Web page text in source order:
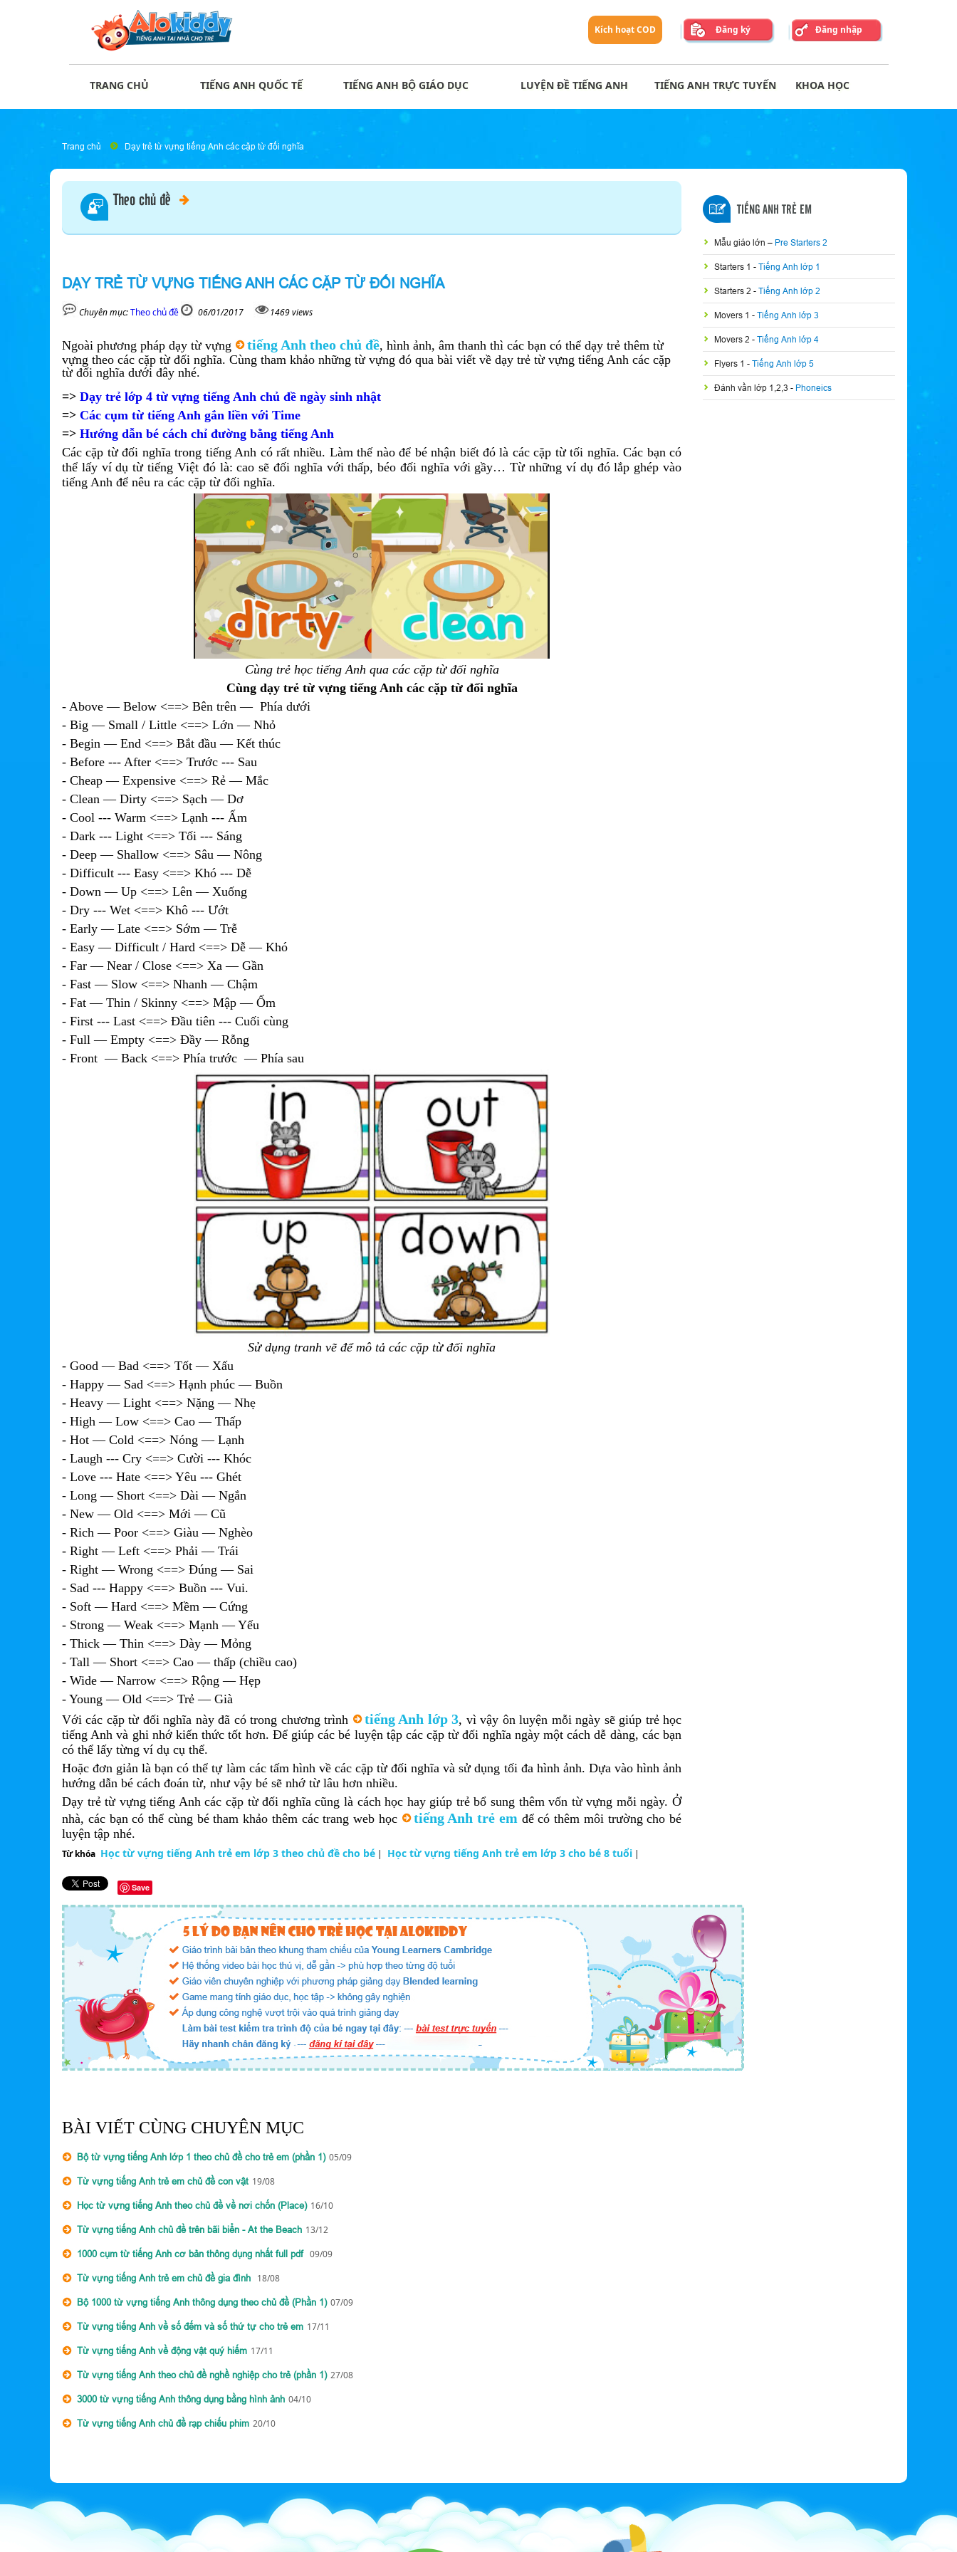
Đăng nhập
Đăng ký
Kích hoạt COD
TRANG CHỦ TIẾNG ANH QUỐC TẾ TIẾNG ANH BỘ GIÁO DỤC LUYỆN ĐỀ TIẾNG ANH TIẾNG ANH TRỰC TUYẾN KHOA HỌC
Trang chủ Dạy trẻ từ vựng tiếng Anh các cặp từ đối nghĩa
Theo chủ đề
DẠY TRẺ TỪ VỰNG TIẾNG ANH CÁC CẶP TỪ ĐỐI NGHĨA
Chuyên mục:Theo chủ đề 06/01/2017 1469 views
Ngoài phương pháp dạy từ vựng tiếng Anh theo chủ đề, hình ảnh, âm thanh thì các bạn có thể dạy trẻ thêm từ
vựng theo các cặp từ đối nghĩa. Cùng tham khảo những từ vựng đó qua bài viết về dạy trẻ từ vựng tiếng Anh các cặp
từ đối nghĩa dưới đây nhé.
=> Dạy trẻ lớp 4 từ vựng tiếng Anh chủ đề ngày sinh nhật
=> Các cụm từ tiếng Anh gắn liền với Time
=> Hướng dẫn bé cách chỉ đường bằng tiếng Anh
Các cặp từ đối nghĩa trong tiếng Anh có rất nhiều. Làm thế nào để bé nhận biết đó là các cặp từ tối nghĩa. Các bạn có
thể lấy ví dụ từ tiếng Việt đó là: cao sẽ đối nghĩa với thấp, béo đối nghĩa với gầy… Từ những ví dụ đó lắp ghép vào
tiếng Anh để nêu ra các cặp từ đối nghĩa.
Cùng trẻ học tiếng Anh qua các cặp từ đối nghĩa
Cùng dạy trẻ từ vựng tiếng Anh các cặp từ đối nghĩa
- Above — Below <==> Bên trên — Phía dưới
- Big — Small / Little <==> Lớn — Nhỏ
- Begin — End <==> Bắt đầu — Kết thúc
- Before --- After <==> Trước --- Sau
- Cheap — Expensive <==> Rẻ — Mắc
- Clean — Dirty <==> Sạch — Dơ
- Cool --- Warm <==> Lạnh --- Ấm
- Dark --- Light <==> Tối --- Sáng
- Deep — Shallow <==> Sâu — Nông
- Difficult --- Easy <==> Khó --- Dễ
- Down — Up <==> Lên — Xuống
- Dry --- Wet <==> Khô --- Ướt
- Early — Late <==> Sớm — Trễ
- Easy — Difficult / Hard <==> Dễ — Khó
- Far — Near / Close <==> Xa — Gần
- Fast — Slow <==> Nhanh — Chậm
- Fat — Thin / Skinny <==> Mập — Ốm
- First --- Last <==> Đầu tiên --- Cuối cùng
- Full — Empty <==> Đầy — Rỗng
- Front — Back <==> Phía trước — Phía sau
Sử dụng tranh vẽ để mô tả các cặp từ đối nghĩa
- Good — Bad <==> Tốt — Xấu
- Happy — Sad <==> Hạnh phúc — Buồn
- Heavy — Light <==> Nặng — Nhẹ
- High — Low <==> Cao — Thấp
- Hot — Cold <==> Nóng — Lạnh
- Laugh --- Cry <==> Cười --- Khóc
- Love --- Hate <==> Yêu --- Ghét
- Long — Short <==> Dài — Ngắn
- New — Old <==> Mới — Cũ
- Rich — Poor <==> Giàu — Nghèo
- Right — Left <==> Phải — Trái
- Right — Wrong <==> Đúng — Sai
- Sad --- Happy <==> Buồn --- Vui.
- Soft — Hard <==> Mềm — Cứng
- Strong — Weak <==> Mạnh — Yếu
- Thick — Thin <==> Dày — Mỏng
- Tall — Short <==> Cao — thấp (chiều cao)
- Wide — Narrow <==> Rộng — Hẹp
- Young — Old <==> Trẻ — Già
Với các cặp từ đối nghĩa này đã có trong chương trình
tiếng Anh lớp 3, vì vậy ôn luyện mỗi ngày sẽ giúp trẻ học
tiếng Anh và ghi nhớ kiến thức tốt hơn. Để giúp các bé luyện tập các cặp từ đối nghĩa ngày một cách dễ dàng, các bạn
có thể lấy từng ví dụ cụ thể.
Hoặc đơn giản là bạn có thể tự làm các tấm hình về các cặp từ đối nghĩa và sử dụng tối đa hình ảnh. Dựa vào hình ảnh
hướng dẫn bé cách đoán từ, như vậy bé sẽ nhớ từ lâu hơn nhiều.
Dạy trẻ từ vựng tiếng Anh các cặp từ đối nghĩa cũng là cách học hay giúp trẻ bổ sung thêm vốn từ vựng mỗi ngày. Ở
nhà, các bạn có thể cùng bé tham khảo thêm các trang web học
tiếng Anh trẻ emđể có thêm môi trường cho bé
luyện tập nhé.
Từ khóa Học từ vựng tiếng Anh trẻ em lớp 3 theo chủ đề cho bé | Học từ vựng tiếng Anh trẻ em lớp 3 cho bé 8 tuổi |
Save
BÀI VIẾT CÙNG CHUYÊN MỤC
Bộ từ vựng tiếng Anh lớp 1 theo chủ đề cho trẻ em (phần 1) 05/09
Từ vựng tiếng Anh trẻ em chủ đề con vật 19/08
Học từ vựng tiếng Anh theo chủ đề về nơi chốn (Place) 16/10
Từ vựng tiếng Anh chủ đề trên bãi biển - At the Beach 13/12
1000 cụm từ tiếng Anh cơ bản thông dụng nhất full pdf 09/09
Từ vựng tiếng Anh trẻ em chủ đề gia đình 18/08
Bộ 1000 từ vựng tiếng Anh thông dụng theo chủ đề (Phần 1) 07/09
Từ vựng tiếng Anh về số đếm và số thứ tự cho trẻ em 17/11
Từ vựng tiếng Anh về động vật quý hiếm 17/11
Từ vựng tiếng Anh theo chủ đề nghề nghiệp cho trẻ (phần 1) 27/08
3000 từ vựng tiếng Anh thông dụng bằng hình ảnh 04/10
Từ vựng tiếng Anh chủ đề rạp chiếu phim 20/10
TIẾNG ANH TRẺ EM
Mẫu giáo lớn – Pre Starters 2
Starters 1 - Tiếng Anh lớp 1
Starters 2 - Tiếng Anh lớp 2
Movers 1 - Tiếng Anh lớp 3
Movers 2 - Tiếng Anh lớp 4
Flyers 1 - Tiếng Anh lớp 5
Đánh vần lớp 1,2,3 - Phoneics